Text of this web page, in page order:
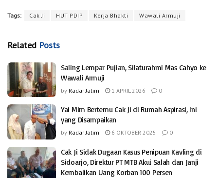
Tags: Cak Ji HUT PDIP Kerja Bhakti Wawali Armuji
Related Posts
Saling Lempar Pujian, Silaturahmi Mas Cahyo ke
Wawali Armuji
by Radar Jatim 1 APRIL 2026 0
Yai Mim Bertemu Cak Ji di Rumah Aspirasi, Ini
yang Disampaikan
by Radar Jatim 6 OKTOBER 2025 0
Cak Ji Sidak Dugaan Kasus Penipuan Kavling di
Sidoarjo, Direktur PT MTB Akui Salah dan Janji
Kembalikan Uang Korban 100 Persen